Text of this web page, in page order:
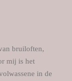
bruiloften,
mij is het
in de